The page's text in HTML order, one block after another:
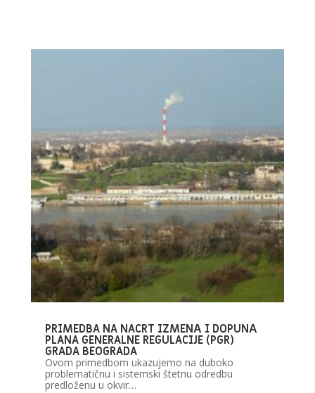
PRIMEDBA NA NACRT IZMENА I DOPUNА
PLANA GENERALNE REGULACIJE (PGR)
GRADA BEOGRADA
Ovom primedbom ukazujemo na duboko
problematičnu i sistemski štetnu odredbu
predloženu u okvir…